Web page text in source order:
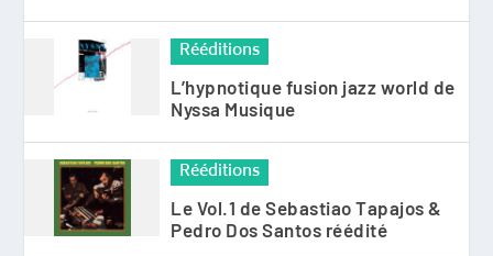
Rééditions
L’hypnotique fusion jazz world de
Nyssa Musique
Rééditions
Le Vol.1 de Sebastiao Tapajos &
Pedro Dos Santos réédité